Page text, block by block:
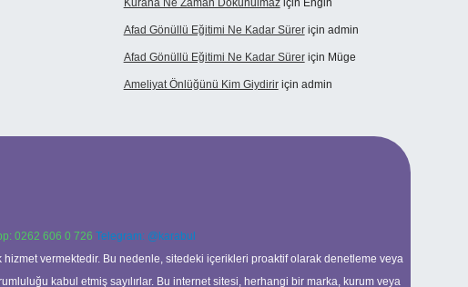
Kurana Ne Zaman Dokunulmaziçin Engin
Afad Gönüllü Eğitimi Ne Kadar Süreriçin admin
Afad Gönüllü Eğitimi Ne Kadar Süreriçin Müge
Ameliyat Önlüğünü Kim Giydiririçin admin
0262 606 0 726 Telegram: @karabul
hizmet vermektedir. Bu nedenle, sitedeki içerikleri proaktif olarak denetleme veya
kabul etmiş sayılırlar. Bu internet sitesi, herhangi bir marka, kurum veya